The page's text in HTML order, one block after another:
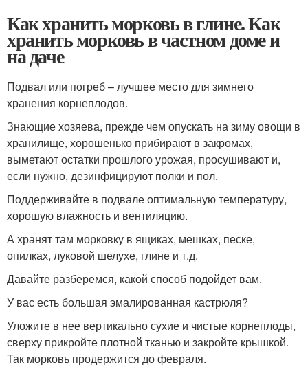
Как хранить морковь в глине. Как
хранить морковь в частном доме и
на даче
Подвал или погреб – лучшее место для зимнего
хранения корнеплодов.
Знающие хозяева, прежде чем опускать на зиму овощи в
хранилище, хорошенько прибирают в закромах,
выметают остатки прошлого урожая, просушивают и,
если нужно, дезинфицируют полки и пол.
Поддерживайте в подвале оптимальную температуру,
хорошую влажность и вентиляцию.
А хранят там морковку в ящиках, мешках, песке,
опилках, луковой шелухе, глине и т.д.
Давайте разберемся, какой способ подойдет вам.
У вас есть большая эмалированная кастрюля?
Уложите в нее вертикально сухие и чистые корнеплоды,
сверху прикройте плотной тканью и закройте крышкой.
Так морковь продержится до февраля.